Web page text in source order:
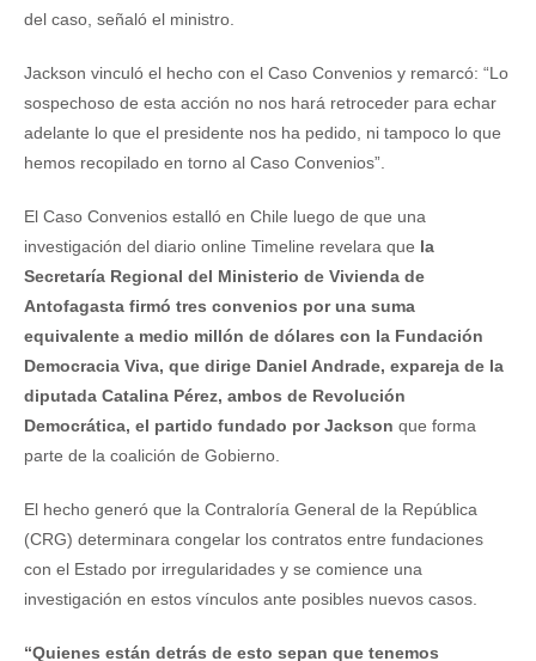
del caso, señaló el ministro.
Jackson vinculó el hecho con el Caso Convenios y remarcó: “Lo
sospechoso de esta acción no nos hará retroceder para echar
adelante lo que el presidente nos ha pedido, ni tampoco lo que
hemos recopilado en torno al Caso Convenios”.
El Caso Convenios estalló en Chile luego de que una
investigación del diario online Timeline revelara que la
Secretaría Regional del Ministerio de Vivienda de
Antofagasta firmó tres convenios por una suma
equivalente a medio millón de dólares con la Fundación
Democracia Viva, que dirige Daniel Andrade, expareja de la
diputada Catalina Pérez, ambos de Revolución
Democrática, el partido fundado por Jackson que forma
parte de la coalición de Gobierno.
El hecho generó que la Contraloría General de la República
(CRG) determinara congelar los contratos entre fundaciones
con el Estado por irregularidades y se comience una
investigación en estos vínculos ante posibles nuevos casos.
“Quienes están detrás de esto sepan que tenemos